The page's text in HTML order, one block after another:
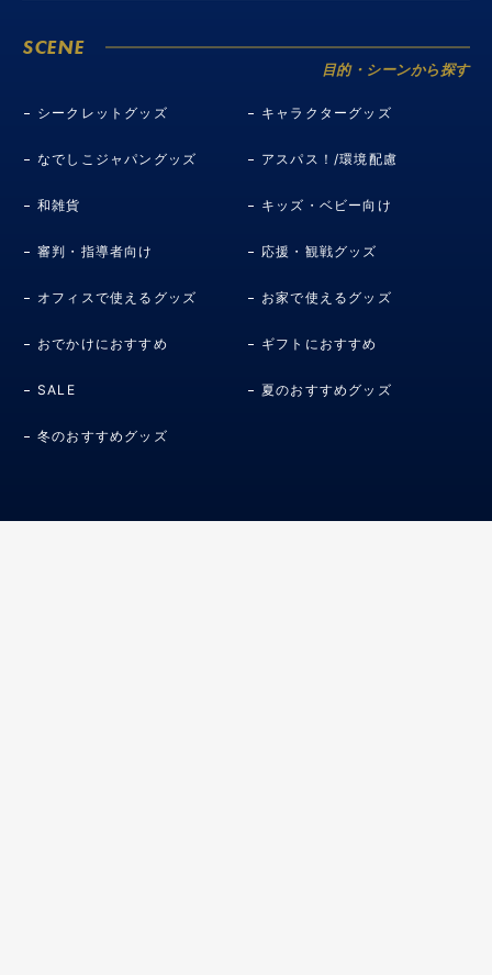
SCENE
目的・シーンから探す
シークレットグッズ キャラクターグッズ
なでしこジャパングッズ アスパス！/環境配慮
和雑貨 キッズ・ベビー向け
審判・指導者向け 応援・観戦グッズ
オフィスで使えるグッズ お家で使えるグッズ
おでかけにおすすめ ギフトにおすすめ
SALE 夏のおすすめグッズ
冬のおすすめグッズ